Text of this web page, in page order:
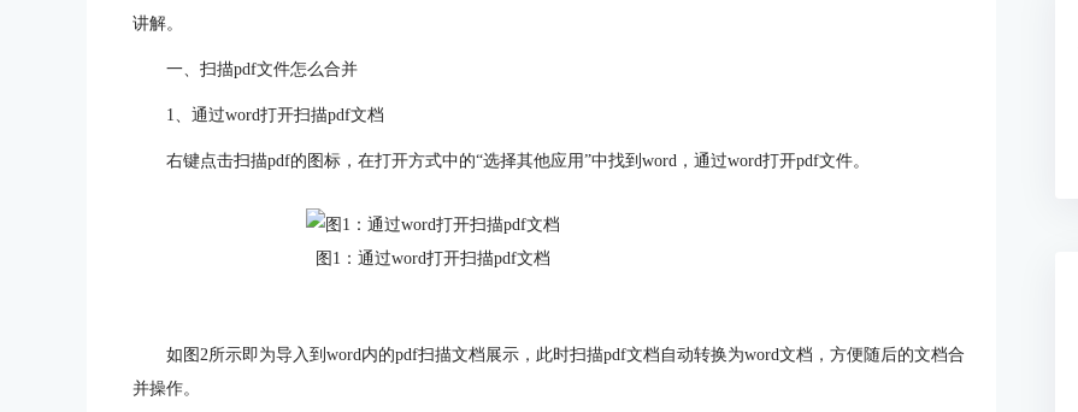
讲解。
一、扫描pdf文件怎么合并
1、通过word打开扫描pdf文档
右键点击扫描pdf的图标，在打开方式中的“选择其他应用”中找到word，通过word打开pdf文件。
图1：通过word打开扫描pdf文档
如图2所示即为导入到word内的pdf扫描文档展示，此时扫描pdf文档自动转换为word文档，方便随后的文档合
并操作。